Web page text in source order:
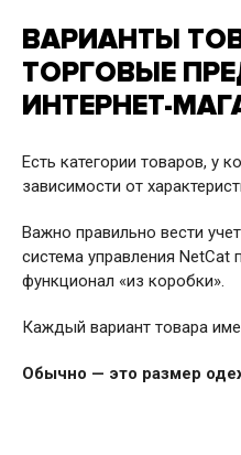
ВАРИАНТЫ
ТОРГОВЫЕ
ИНТЕРНЕТ-
Есть категории товаров, у
зависимости от
Важно правильно вести
система управления
функционал «из коробки».
Каждый вариант товара
Обычно — это размер